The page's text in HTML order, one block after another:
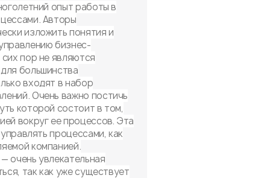
опыт работы в
Авторы
изложить понятия и
бизнес-
пор не являются
большинства
входят в набор
Очень важно постичь
которой состоит в том,
вокруг ее процессов. Эта
процессами, как
компанией.
очень увлекательная
так как уже существует